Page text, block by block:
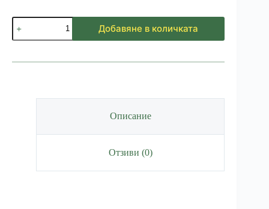
количество
за
Шапка
права
Добавяне в количката
Описание
Отзиви (0)